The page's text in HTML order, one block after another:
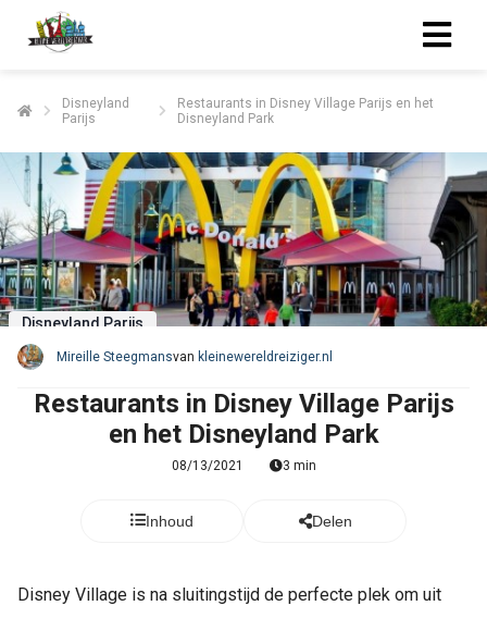
Disneyland
Parijs
Restaurants in Disney Village Parijs en het
Disneyland Park
Disneyland Parijs
Mireille Steegmansvan kleinewereldreiziger.nl
Restaurants in Disney Village Parijs
en het Disneyland Park
08/13/2021 3 min
Inhoud Delen
Disney Village is na sluitingstijd de perfecte plek om uit